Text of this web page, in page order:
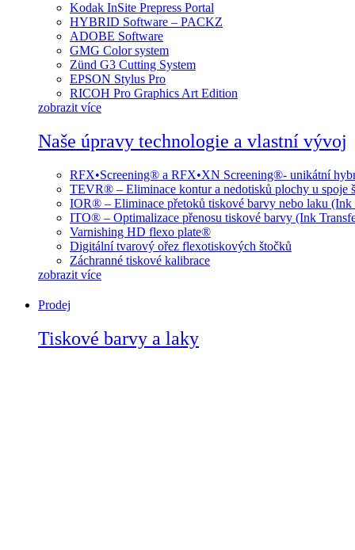
Kodak InSite Prepress Portal
HYBRID Software – PACKZ
ADOBE Software
GMG Color system
Zünd G3 Cutting System
EPSON Stylus Pro
RICOH Pro Graphics Art Edition
zobrazit více
Naše úpravy technologie a vlastní vývoj
RFX•Screening® a RFX•XN Screening®- unikátní
TEVR® – Eliminace kontur a nedotisků plochy u spoje
IOR® – Eliminace přetoků tiskové barvy nebo laku
ITO® – Optimalizace přenosu tiskové barvy (Ink
Varnishing HD flexo plate®
Digitální tvarový ořez flexotiskových štočků
Záchranné tiskové kalibrace
zobrazit více
Prodej
Tiskové barvy a laky